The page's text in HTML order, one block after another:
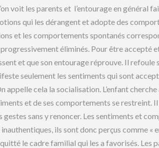
voit les parents et l’entourage en général
qui les dérangent et adopte des
et les comportements spontanés
éliminés. Pour être accepté
et que son entourage réprouve. Il refoule
seulement les sentiments qui sont
appelle cela la socialisation. L’enfant
et de ses comportements se restreint.
gestes sans y renoncer. Les sentiments et
ils sont donc perçus comme «
le cadre familial qui les a favorisés. Les